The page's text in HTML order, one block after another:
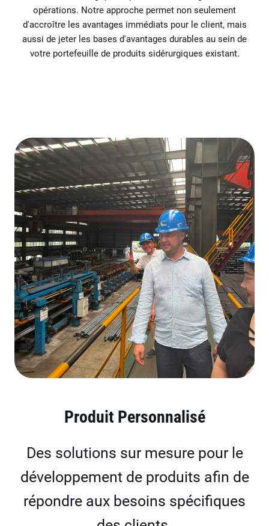
opérations. Notre approche permet non seulement
d'accroître les avantages immédiats pour le client, mais
aussi de jeter les bases d'avantages durables au sein de
votre portefeuille de produits sidérurgiques existant.
Produit Personnalisé
Des solutions sur mesure pour le
développement de produits afin de
répondre aux besoins spécifiques